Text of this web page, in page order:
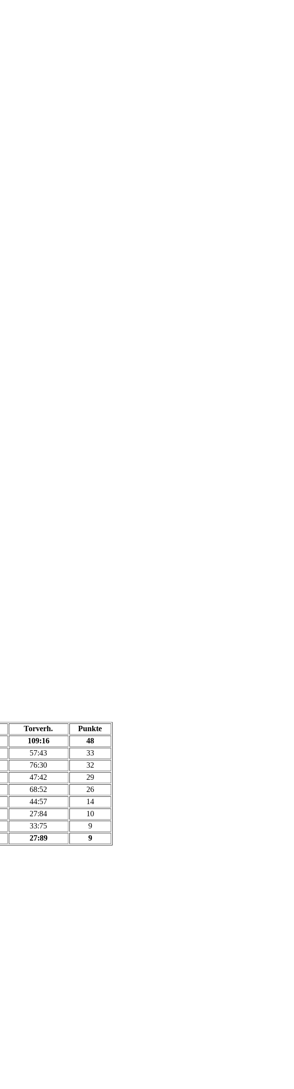
Torverh.
Punkte
109:16
48
57:43
33
76:30
32
47:42
29
68:52
26
44:57
14
27:84
10
33:75
9
27:89 9